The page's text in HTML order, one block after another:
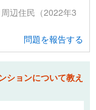
辺住民（2022年3
問題を報告する
ションについて教え